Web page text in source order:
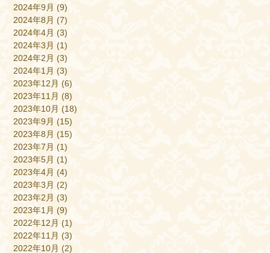
2024年9月 (9)
2024年8月 (7)
2024年4月 (3)
2024年3月 (1)
2024年2月 (3)
2024年1月 (3)
2023年12月 (6)
2023年11月 (8)
2023年10月 (18)
2023年9月 (15)
2023年8月 (15)
2023年7月 (1)
2023年5月 (1)
2023年4月 (4)
2023年3月 (2)
2023年2月 (3)
2023年1月 (9)
2022年12月 (1)
2022年11月 (3)
2022年10月 (2)